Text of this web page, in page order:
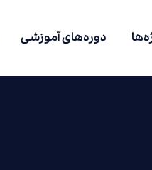
دوره‌های آموزشی